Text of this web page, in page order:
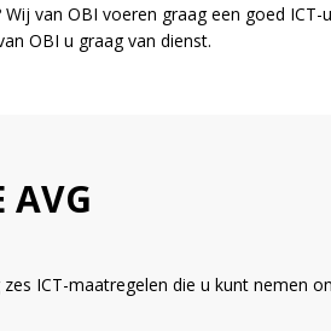
van OBI voeren graag een goed ICT-
OBI u graag van dienst.
AVG
ICT-maatregelen die u kunt nemen